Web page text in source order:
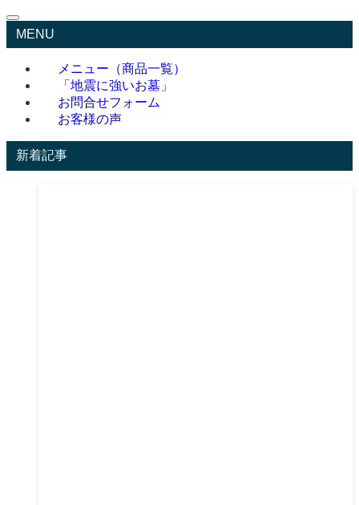
MENU
メニュー（商品一覧）
「地震に強いお墓」
お問合せフォーム
お客様の声
新着記事